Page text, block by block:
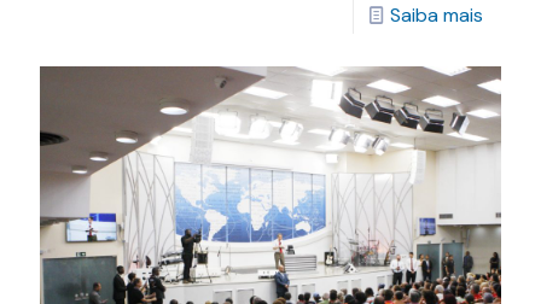
Saiba mais